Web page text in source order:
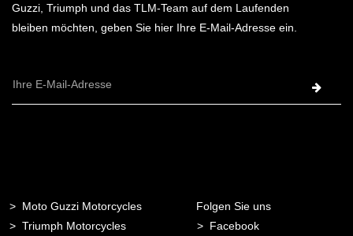
Guzzi, Triumph und das TLM-Team auf dem Laufenden
bleiben möchten, geben Sie hier Ihre E-Mail-Adresse ein.
E-
Moto Guzzi Motorcycles
Triumph Motorcycles
Folgen Sie uns
Facebook